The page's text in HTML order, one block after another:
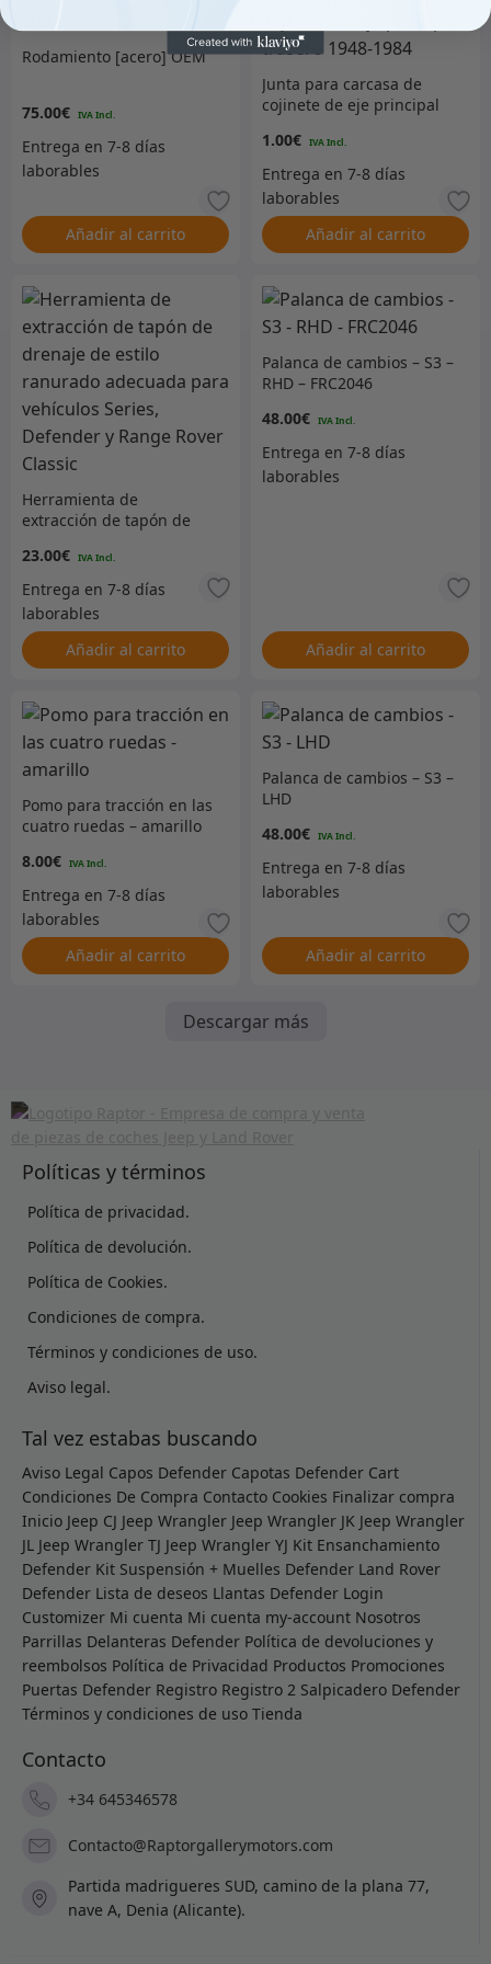
Rodamiento [acero] OEM
75.00€
Añadir al carrito
Junta para carcasa de
cojinete de eje principal
1.00€
Añadir al carrito
Herramienta de
extracción de tapón de
ranurado adecuada para
vehículos Series,
Defender y Range Rover
Classic
23.00€
Añadir al carrito
Palanca de cambios – S3 –
RHD – FRC2046
48.00€
Añadir al carrito
Pomo para tracción en las
cuatro ruedas – amarillo
8.00€
Añadir al carrito
Palanca de cambios – S3 –
LHD
48.00€
Añadir al carrito
Descargar más
Políticas y términos
Política de privacidad.
Política de devolución.
Política de Cookies.
Condiciones de compra.
Términos y condiciones de uso.
Aviso legal.
Tal vez estabas buscando
Aviso Legal Capos Defender Capotas Defender Cart
Condiciones De Compra Contacto Cookies Finalizar compra
Inicio Jeep CJ Jeep Wrangler Jeep Wrangler JK Jeep Wrangler
JL Jeep Wrangler TJ Jeep Wrangler YJ Kit Ensanchamiento
Defender Kit Suspensión + Muelles Defender Land Rover
Defender Lista de deseos Llantas Defender Login
Customizer Mi cuenta Mi cuenta my-account Nosotros
Parrillas Delanteras Defender Política de devoluciones y
reembolsos Política de Privacidad Productos Promociones
Puertas Defender Registro Registro 2 Salpicadero Defender
Términos y condiciones de uso Tienda
Contacto
+34 645346578
Contacto@Raptorgallerymotors.com
Partida madrigueres SUD, camino de la plana 77,
nave A, Denia (Alicante).